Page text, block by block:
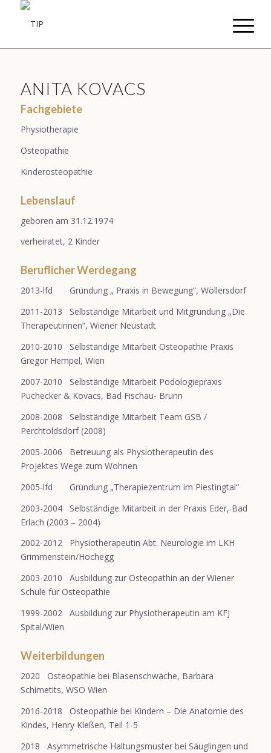
ANITA KOVACS
Fachgebiete
Physiotherapie
Osteopathie
Kinderosteopathie
Lebenslauf
geboren am 31.12.1974
verheiratet, 2 Kinder
Beruflicher Werdegang
2013-lfd Gründung „ Praxis in Bewegung“, Wöllersdorf
2011-2013 Selbständige Mitarbeit und Mitgründung „Die
Therapeutinnen“, Wiener Neustadt
2010-2010 Selbständige Mitarbeit Osteopathie Praxis
Gregor Hempel, Wien
2007-2010 Selbständige Mitarbeit Podologiepraxis
Puchecker & Kovacs, Bad Fischau- Brunn
2008-2008 Selbständige Mitarbeit Team GSB /
Perchtoldsdorf (2008)
2005-2006 Betreuung als Physiotherapeutin des
Projektes Wege zum Wohnen
2005-lfd Gründung „Therapiezentrum im Piestingtal“
2003-2004 Selbständige Mitarbeit in der Praxis Eder, Bad
Erlach (2003 – 2004)
2002-2012 Physiotherapeutin Abt. Neurologie im LKH
Grimmenstein/Hochegg
2003-2010 Ausbildung zur Osteopathin an der Wiener
Schule für Osteopathie
1999-2002 Ausbildung zur Physiotherapeutin am KFJ
Spital/Wien
Weiterbildungen
2020 Osteopathie bei Blasenschwäche, Barbara
Schimetits, WSO Wien
2016-2018 Osteopathie bei Kindern – Die Anatomie des
Kindes, Henry Kleßen, Teil 1-5
2018 Asymmetrische Haltungsmuster bei Säuglingen und